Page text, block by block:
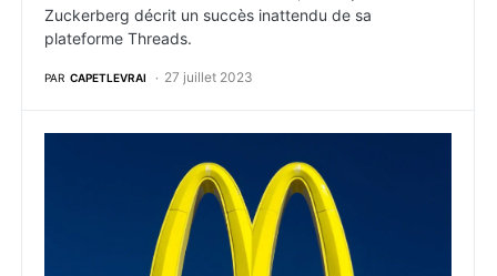
Zuckerberg décrit un succès inattendu de sa
plateforme Threads.
PAR CAPETLEVRAI 27 juillet 2023